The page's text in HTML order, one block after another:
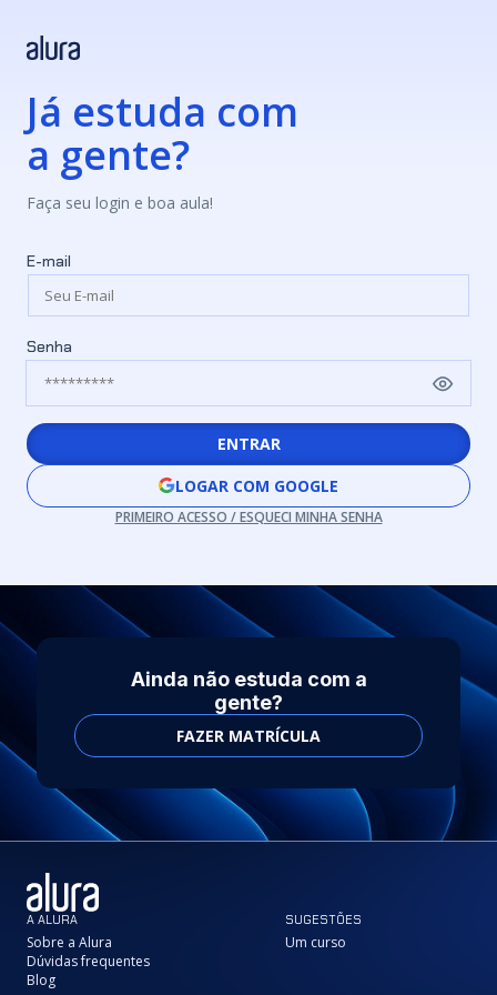
Já estuda com
a gente?
Faça seu login e boa aula!
E-mail
Senha
ENTRAR
LOGAR COM GOOGLE
PRIMEIRO ACESSO / ESQUECI MINHA SENHA
Ainda não estuda com a
gente?
FAZER MATRÍCULA
A ALURA
Sobre a Alura
Dúvidas frequentes
Blog
SUGESTÕES
Um curso